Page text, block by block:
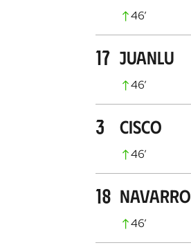
46’
17 Juanlu
46’
3 Cisco
46’
18 Navarro
46’